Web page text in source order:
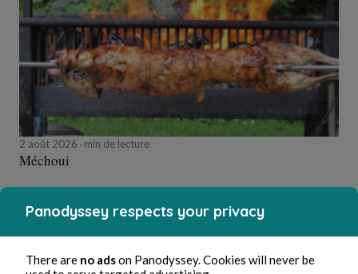
2 août 2026 min de lecture
Méchoui
Bernard Ducosson
Panodyssey respects your privacy
There are no adson Panodyssey. Cookies will never be